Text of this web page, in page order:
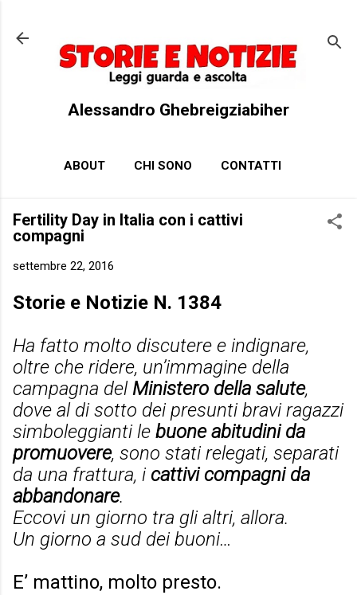
Alessandro Ghebreigziabiher
ABOUT CHI SONO CONTATTI
Fertility Day in Italia con i cattivi
compagni
settembre 22, 2016
Storie e Notizie N. 1384
Ha fatto molto discutere e indignare,
oltre che ridere, un’immagine della
campagna delMinistero della salute,
dove al di sotto dei presunti bravi ragazzi
simboleggianti le buone abitudini da
promuovere, sono stati relegati, separati
da una frattura, i cattivi compagni da
abbandonare.
Eccovi un giorno tra gli altri, allora.
Un giorno a sud dei buoni…
E’ mattino, molto presto.